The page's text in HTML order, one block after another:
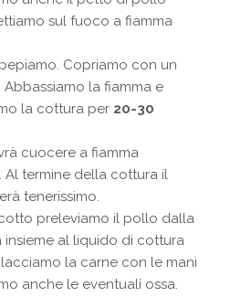
sul fuoco a fiamma
Copriamo con un
la fiamma e
la cottura per 20-30
cuocere a fiamma
Al termine della cottura il
tenerissimo.
preleviamo il pollo dalla
insieme al liquido di cottura
la carne con le mani
anche le eventuali ossa.